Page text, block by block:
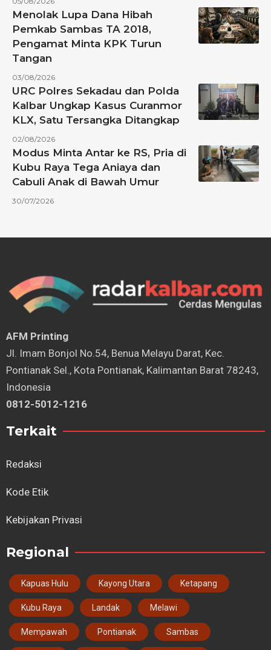
Menolak Lupa Dana Hibah
Pemkab Sambas TA 2018,
Pengamat Minta KPK Turun
Tangan
03/08/2026
URC Polres Sekadau dan Polda
Kalbar Ungkap Kasus Curanmor
KLX, Satu Tersangka Ditangkap
02/08/2026
Modus Minta Antar ke RS, Pria di
Kubu Raya Tega Aniaya dan
Cabuli Anak di Bawah Umur
30/07/2026
AFM Printing
⁠Jl. Imam Bonjol No.54, Benua Melayu Darat, Kec.
Pontianak Sel., Kota Pontianak, Kalimantan Barat 78243,
Indonesia
0812-5012-1216
Terkait
Redaksi
Kode Etik
Kebijakan Privasi
Regional
Kapuas Hulu Kayong Utara Ketapang
Kubu Raya Landak Melawi
Mempawah Pontianak Sambas